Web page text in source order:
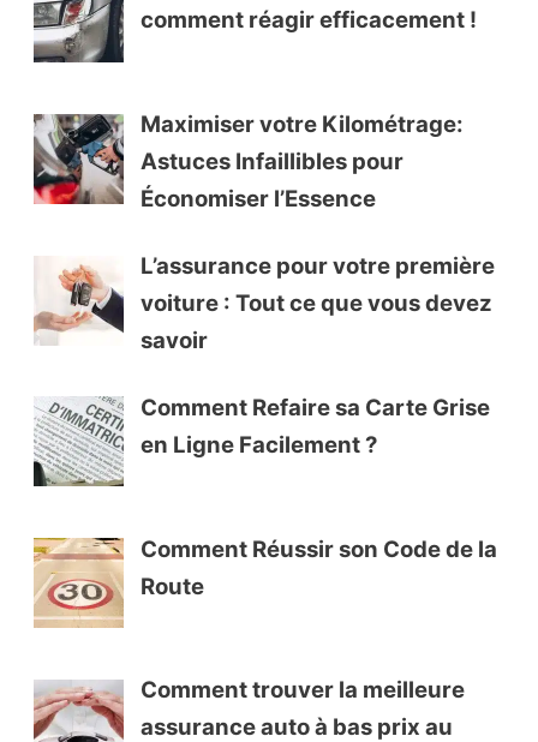
comment réagir efficacement !
Maximiser votre Kilométrage:
Astuces Infaillibles pour
Économiser l’Essence
L’assurance pour votre première
voiture : Tout ce que vous devez
savoir
Comment Refaire sa Carte Grise
en Ligne Facilement ?
Comment Réussir son Code de la
Route
Comment trouver la meilleure
assurance auto à bas prix au